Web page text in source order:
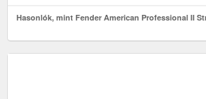
Hasonlók, mint Fender American Professional II